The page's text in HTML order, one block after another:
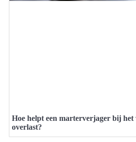
Hoe helpt een marterverjager bij het
overlast?